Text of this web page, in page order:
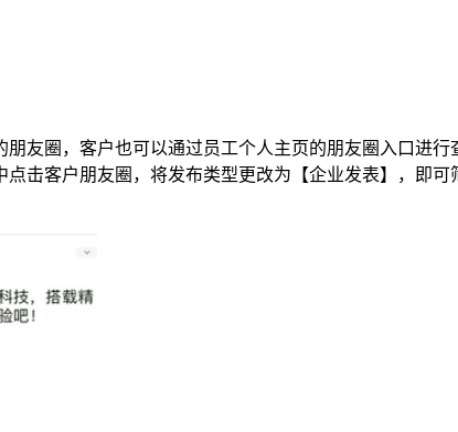
友圈，客户也可以通过员工个人主页的朋友圈入口进行
点击客户朋友圈，将发布类型更改为【企业发表】，即